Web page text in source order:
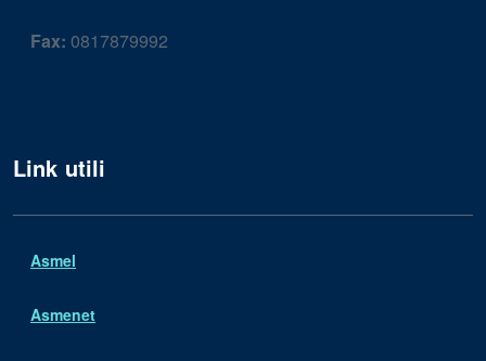
Fax: 0817879992
Link utili
Asmel
Asmenet